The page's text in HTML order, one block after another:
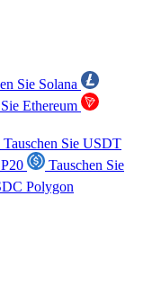
Sie Solana
Ethereum
Tauschen Sie USDT
Tauschen Sie
Polygon